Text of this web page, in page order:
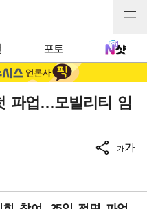
포토
파업…모빌리티 임
가가